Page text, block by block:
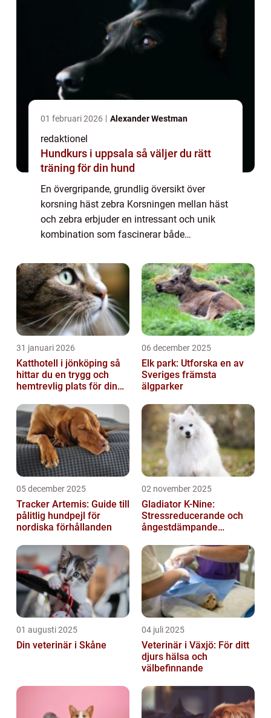
01 februari 2026 Alexander Westman
redaktionel
Hundkurs i uppsala så väljer du rätt
träning för din hund
En övergripande, grundlig översikt över
korsning häst zebra Korsningen mellan häst
och zebra erbjuder en intressant och unik
kombination som fascinerar både
sina unika fysiska egenskaper och
blandningen av g...
31 januari 2026
Katthotell i jönköping så
hittar du en trygg och
hemtrevlig plats för din
06 december 2025
Elk park: Utforska en av
Sveriges främsta
älgparker
05 december 2025
Tracker Artemis: Guide till
pålitlig hundpejl för
nordiska förhållanden
02 november 2025
Gladiator K-Nine:
Stressreducerande och
ångestdämpande
01 augusti 2025
Din veterinär i Skåne
04 juli 2025
Veterinär i Växjö: För ditt
djurs hälsa och
välbefinnande